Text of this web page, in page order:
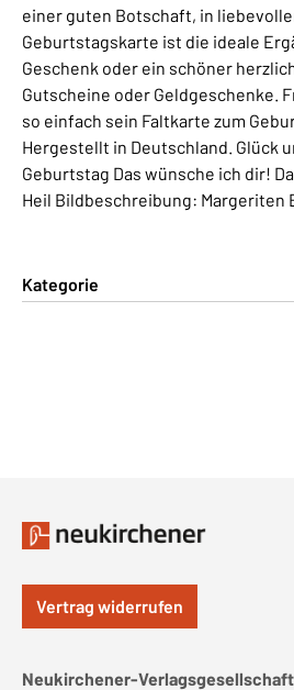
einer guten Botschaft, in
Geburtstagskarte ist die ideale
Geschenk oder ein schöner
Gutscheine oder Geldgeschenke.
so einfach sein Faltkarte zum
Hergestellt in Deutschland. Glück
Geburtstag Das wünsche ich dir!
Heil Bildbeschreibung: Margeriten
Kategorie
Vertrag widerrufen
Neukirchener-Verlagsgesellschaft